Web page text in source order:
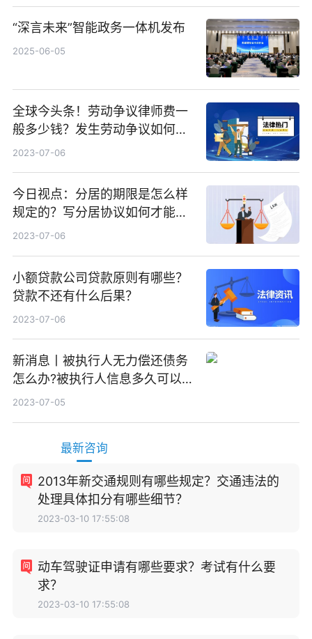
“深言未来”智能政务一体机发布
2025-06-05
全球今头条！劳动争议律师费一
般多少钱？发生劳动争议如何算
工资？
2023-07-06
今日视点：分居的期限是怎么样
规定的？写分居协议如何才能有
效？
2023-07-06
小额贷款公司贷款原则有哪些？
贷款不还有什么后果？
2023-07-06
新消息丨被执行人无力偿还债务
怎么办?被执行人信息多久可以
消除?
2023-07-05
最新咨询
2013年新交通规则有哪些规定？交通违法的
处理具体扣分有哪些细节？
2023-03-10 17:55:08
动车驾驶证申请有哪些要求？考试有什么要
求？
2023-03-10 17:55:08